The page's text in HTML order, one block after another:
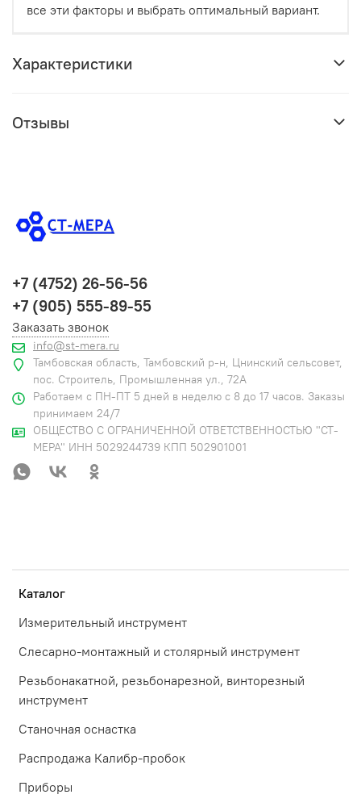
все эти факторы и выбрать оптимальный вариант.
Характеристики
Отзывы
Каталог
Измерительный инструмент
Слесарно-монтажный и столярный инструмент
Резьбонакатной, резьбонарезной, винторезный
инструмент
Станочная оснастка
Распродажа Калибр-пробок
Приборы
+7 (4752) 26-56-56
+7 (905) 555-89-55
Заказать звонок
info@st-mera.ru
Тамбовская область, Тамбовский р-н, Цнинский сельсовет,
пос. Строитель, Промышленная ул., 72А
Работаем с ПН-ПТ 5 дней в неделю с 8 до 17 часов. Заказы
принимаем 24/7
ОБЩЕСТВО С ОГРАНИЧЕННОЙ ОТВЕТСТВЕННОСТЬЮ "СТ-
МЕРА" ИНН 5029244739 КПП 502901001